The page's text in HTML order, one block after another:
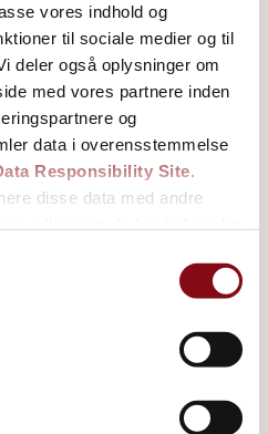
vores indhold og
til sociale medier og til
deler også oplysninger om
med vores partnere inden
og
data i overensstemmelse
Responsibility Site.
disse data med andre
dig den rette
der rækker ud over
ledes af Kim Nymand
bygningsingeniør og
kombination giver os en
som en helhed. Fordi vi er
for at vurdere alt
når
melder sin